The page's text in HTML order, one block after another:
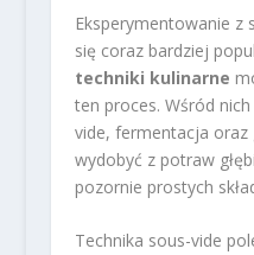
Eksperymentowanie z
się coraz bardziej
techniki kulinarne
ten proces. Wśród
vide, fermentacja
wydobyć z potraw
pozornie prostych
Technika sous-vide